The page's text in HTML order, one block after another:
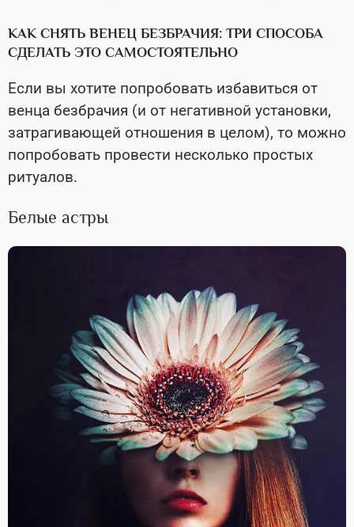
КАК СНЯТЬ ВЕНЕЦ БЕЗБРАЧИЯ: ТРИ СПОСОБА
СДЕЛАТЬ ЭТО САМОСТОЯТЕЛЬНО
Если вы хотите попробовать избавиться от
венца безбрачия (и от негативной установки,
затрагивающей отношения в целом), то можно
попробовать провести несколько простых
ритуалов.
Белые астры